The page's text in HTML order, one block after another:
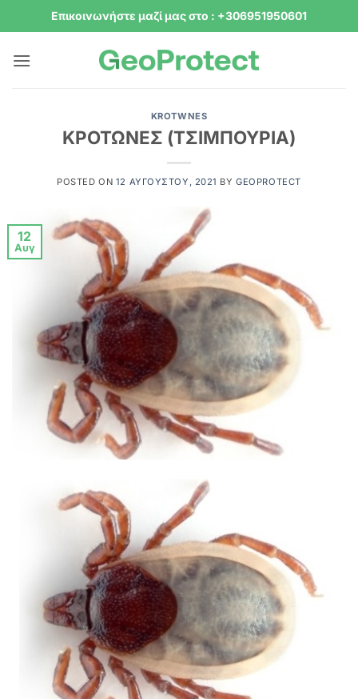
Μετάβαση
στο
Επικοινωνήστε μαζί μας στο : +306951950601
KROTWNES
ΚΡΟΤΩΝΕΣ (ΤΣΙΜΠΟΥΡΙΑ)
POSTED ON 12 ΑΥΓΟΎΣΤΟΥ, 2021 BYGEOPROTECT
12
Αυγ